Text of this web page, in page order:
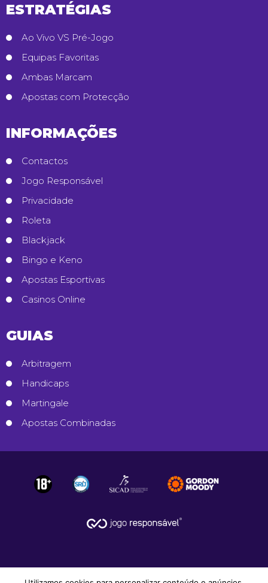
ESTRATÉGIAS
Ao Vivo VS Pré-Jogo
Equipas Favoritas
Ambas Marcam
Apostas com Protecção
INFORMAÇÕES
Contactos
Jogo Responsável
Privacidade
Roleta
Blackjack
Bingo e Keno
Apostas Esportivas
Casinos Online
GUIAS
Arbitragem
Handicaps
Martingale
Apostas Combinadas